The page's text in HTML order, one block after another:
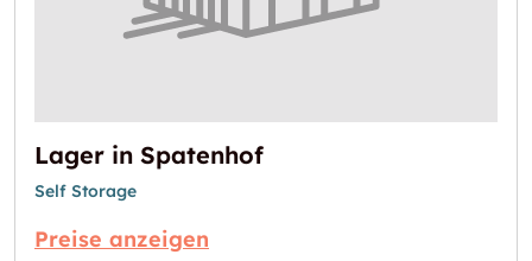
Lager in Spatenhof
Self Storage
Preise anzeigen